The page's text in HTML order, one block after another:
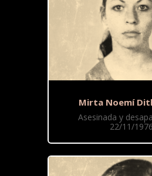
Mirta Noemí
Asesinada y
22/11/1976